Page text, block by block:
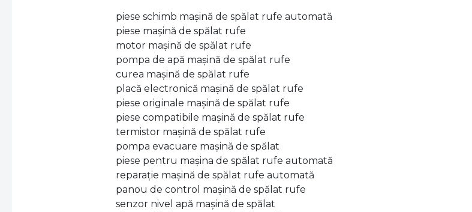
piese schimb mașină de spălat rufe automată
piese mașină de spălat rufe
motor mașină de spălat rufe
pompa de apă mașină de spălat rufe
curea mașină de spălat rufe
placă electronică mașină de spălat rufe
piese originale mașină de spălat rufe
piese compatibile mașină de spălat rufe
termistor mașină de spălat rufe
pompa evacuare mașină de spălat
piese pentru mașina de spălat rufe automată
reparație mașină de spălat rufe automată
panou de control mașină de spălat rufe
senzor nivel apă mașină de spălat